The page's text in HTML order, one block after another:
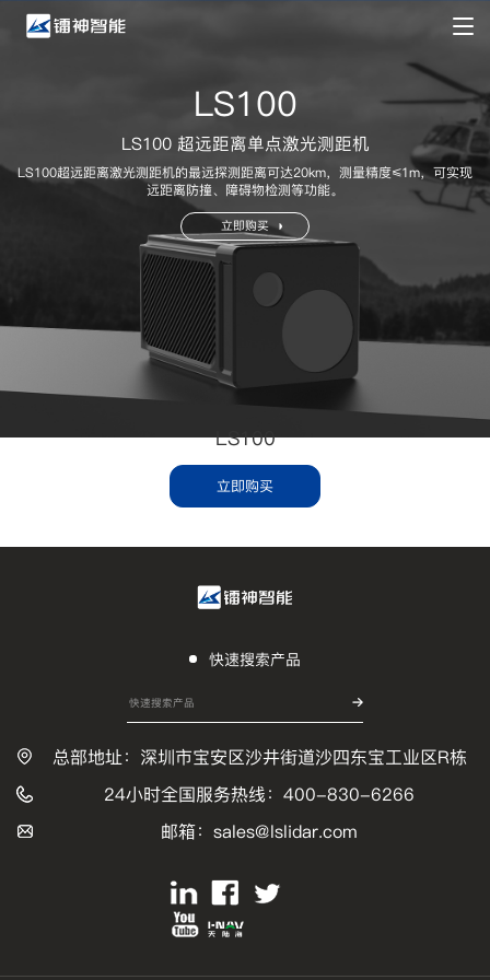
LS100
LS100 超远距离单点激光测距机
LS100超远距离激光测距机的最远探测距离可达20km，测量精度≤1m，可实现
远距离防撞、障碍物检测等功能。
立即购买
LS100
立即购买
快速搜索产品
总部地址：深圳市宝安区沙井街道沙四东宝工业区R栋
24小时全国服务热线：400-830-6266
邮箱：sales@lslidar.com